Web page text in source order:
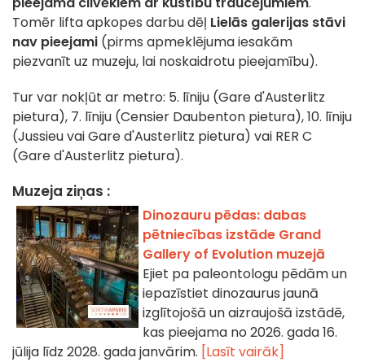
Tomēr lifta apkopes darbu dēļ Lielās galerijas stāvi
nav pieejami (pirms apmeklējuma iesakām
piezvanīt uz muzeju, lai noskaidrotu pieejamību).
Tur var nokļūt ar metro: 5. līniju (Gare d'Austerlitz
pietura), 7. līniju (Censier Daubenton pietura), 10. līniju
(Jussieu vai Gare d'Austerlitz pietura) vai RER C
(Gare d'Austerlitz pietura).
Muzeja ziņas :
Dinozauru pēdas: dabas
pētniecības izstāde Grand
Gallery of Evolution muzejā
Ejiet pa paleontologu pēdām un
iepazīstiet dinozaurus jaunā
izglītojošā un aizraujošā izstādē,
kas pieejama no 2026. gada 16.
jūlija līdz 2028. gada janvārim. [Lasīt vairāk]